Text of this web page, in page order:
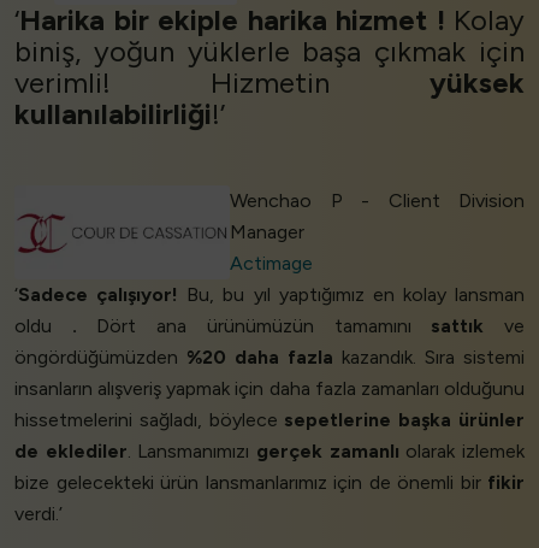
‘Harika bir ekiple harika hizmet ! Kolay
biniş, yoğun yüklerle başa çıkmak için
verimli! Hizmetin yüksek
kullanılabilirliği!’
Wenchao P - Client Division
Manager
Actimage
‘Sadece çalışıyor! Bu, bu yıl yaptığımız en kolay lansman
oldu . Dört ana ürünümüzün tamamını sattık ve
öngördüğümüzden %20 daha fazla kazandık. Sıra sistemi
insanların alışveriş yapmak için daha fazla zamanları olduğunu
hissetmelerini sağladı, böylece sepetlerine başka ürünler
de eklediler. Lansmanımızı gerçek zamanlı olarak izlemek
bize gelecekteki ürün lansmanlarımız için de önemli bir fikir
verdi.’